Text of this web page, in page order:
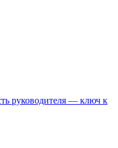
руководителя — ключ к